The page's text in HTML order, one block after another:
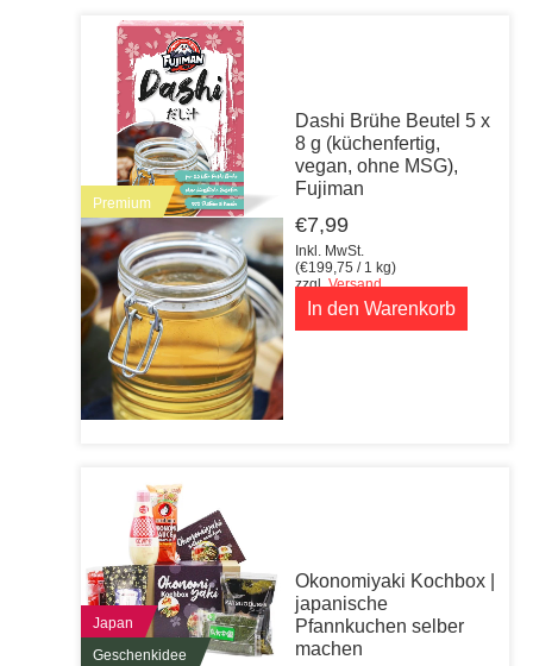
Premium
Dashi Brühe Beutel 5 x
8 g (küchenfertig,
vegan, ohne MSG),
Fujiman
€7,99
Inkl. MwSt.
(€199,75 / 1 kg)
zzgl.Versand
In den Warenkorb
Japan
Geschenkidee
Okonomiyaki Kochbox |
japanische
Pfannkuchen selber
machen